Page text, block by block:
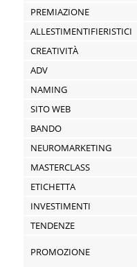
PREMIAZIONE
ALLESTIMENTIFIERISTICI
CREATIVITÀ
ADV
NAMING
SITO WEB
BANDO
NEUROMARKETING
MASTERCLASS
ETICHETTA
INVESTIMENTI
TENDENZE
PROMOZIONE